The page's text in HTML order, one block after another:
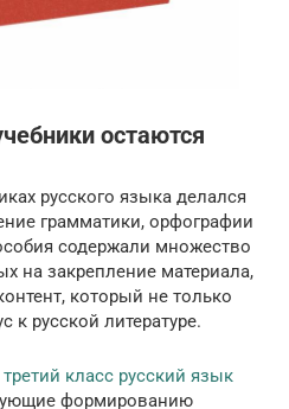
остаются
русского языка делался
грамматики, орфографии
содержали множество
на закрепление материала,
который не только
к русской литературе.
третий класс русский язык
формированию